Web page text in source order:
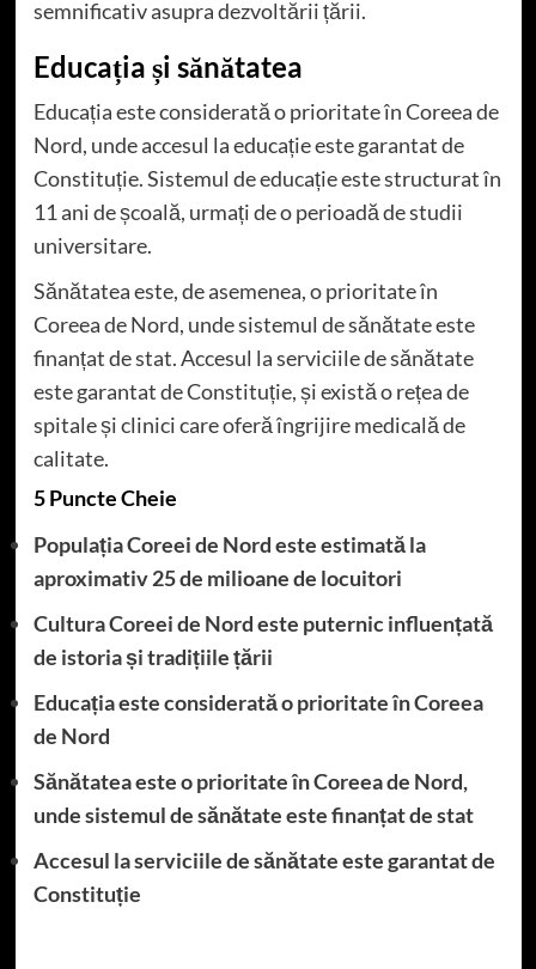
semnificativ asupra dezvoltării țării.
Educația și sănătatea
Educația este considerată o prioritate în Coreea de
Nord, unde accesul la educație este garantat de
Constituție. Sistemul de educație este structurat în
11 ani de școală, urmați de o perioadă de studii
universitare.
Sănătatea este, de asemenea, o prioritate în
Coreea de Nord, unde sistemul de sănătate este
finanțat de stat. Accesul la serviciile de sănătate
este garantat de Constituție, și există o rețea de
spitale și clinici care oferă îngrijire medicală de
calitate.
5 Puncte Cheie
Populația Coreei de Nord este estimată la
aproximativ 25 de milioane de locuitori
Cultura Coreei de Nord este puternic influențată
de istoria și tradițiile țării
Educația este considerată o prioritate în Coreea
de Nord
Sănătatea este o prioritate în Coreea de Nord,
unde sistemul de sănătate este finanțat de stat
Accesul la serviciile de sănătate este garantat de
Constituție